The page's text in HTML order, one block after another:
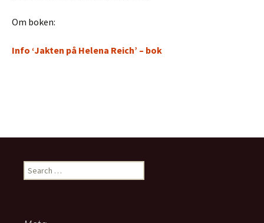
Om boken:
Info ‘Jakten på Helena Reich’ – bok
Search
for: